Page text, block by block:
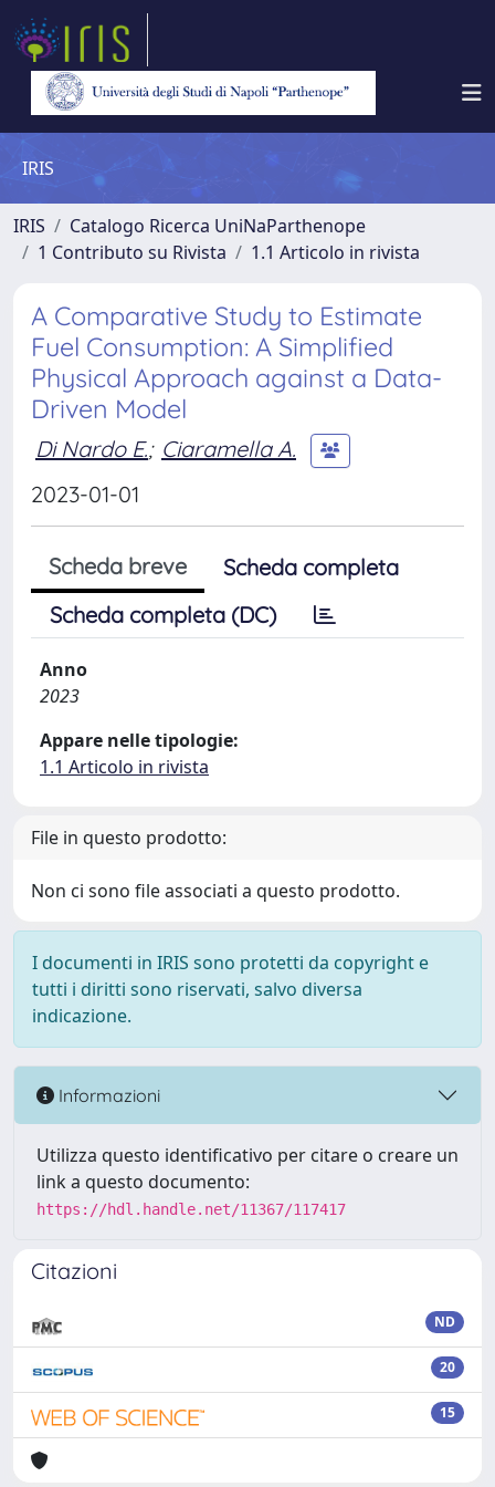
IRIS
IRIS
Catalogo Ricerca UniNaParthenope
1 Contributo su Rivista
1.1 Articolo in rivista
A Comparative Study to Estimate
Fuel Consumption: A Simplified
Physical Approach against a Data-
Driven Model
Di Nardo E.; Ciaramella A.
2023-01-01
Scheda breve
Scheda completa
Scheda completa (DC)
Anno
2023
Appare nelle tipologie:
1.1 Articolo in rivista
File in questo prodotto:
Non ci sono file associati a questo prodotto.
I documenti in IRIS sono protetti da copyright e
tutti i diritti sono riservati, salvo diversa
indicazione.
Informazioni
Utilizza questo identificativo per citare o creare un
link a questo documento:
https://hdl.handle.net/11367/117417
Citazioni
ND
20
15